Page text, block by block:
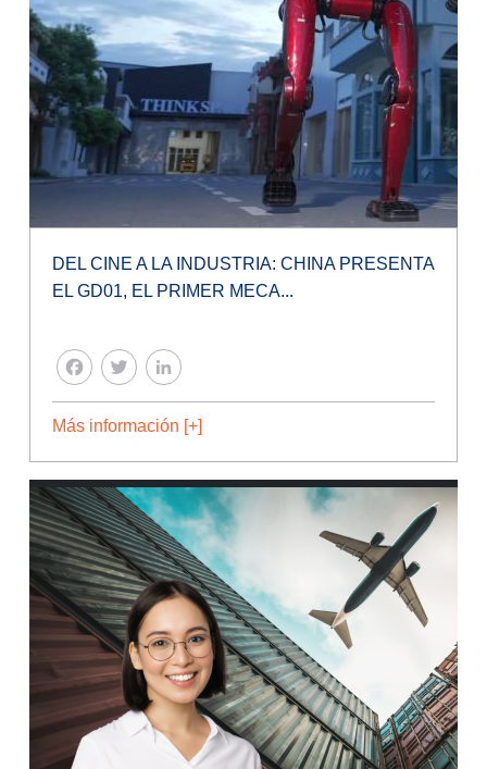
DEL CINE A LA INDUSTRIA: CHINA PRESENTA
EL GD01, EL PRIMER MECA...
FACEBOOK
TWITTER
Más información [+]